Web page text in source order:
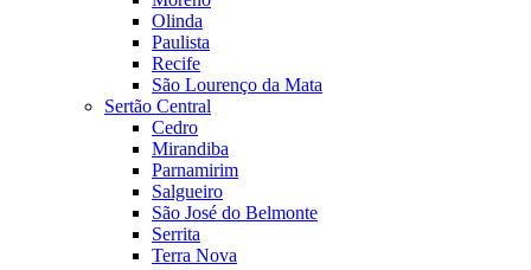
Olinda
Paulista
Recife
São Lourenço da Mata
Sertão Central
Cedro
Mirandiba
Parnamirim
Salgueiro
São José do Belmonte
Serrita
Terra Nova